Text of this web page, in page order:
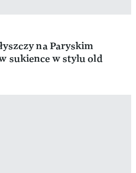
na Paryskim
sukience w stylu old